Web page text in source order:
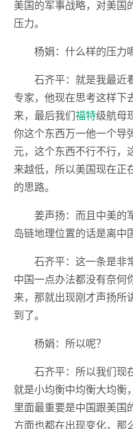
美国的军事战略，对美国
压力。
杨娟：什么样的压力
石齐平：就是我最近
专家，他现在思考这样下
来，最后我们福特级航母
你这个东西万一他一个导
元，这个东西不行不行，
来越低，所以美国现在正
的思路。
姜声扬：而且中美的
岛链地理位置的话是离中
石齐平：这一条是非
中国一点办法都没有奈何
来，那就出现刚才声扬所
到了。
杨娟：所以呢？
石齐平：所以我们现
就是小均衡中均衡大均衡
里面最重要是中国跟美国
方面也都在出现变化，那